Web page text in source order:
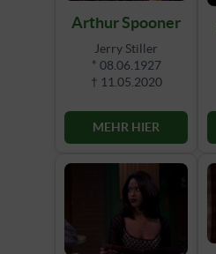
Arthur Spooner
Jerry Stiller
* 08.06.1927
† 11.05.2020
MEHR HIER